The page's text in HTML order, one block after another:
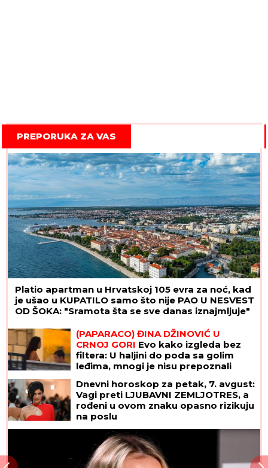
PREPORUKA ZA VAS
Platio apartman u Hrvatskoj 105 evra za noć, kad
je ušao u KUPATILO samo što nije PAO U NESVEST
OD ŠOKA: "Sramota šta se sve danas iznajmljuje"
(PAPARACO) ĐINA DŽINOVIĆ U
CRNOJ GORI Evo kako izgleda bez
filtera: U haljini do poda sa golim
leđima, mnogi je nisu prepoznali
Dnevni horoskop za petak, 7. avgust:
Vagi preti LJUBAVNI ZEMLJOTRES, a
rođeni u ovom znaku opasno rizikuju
na poslu